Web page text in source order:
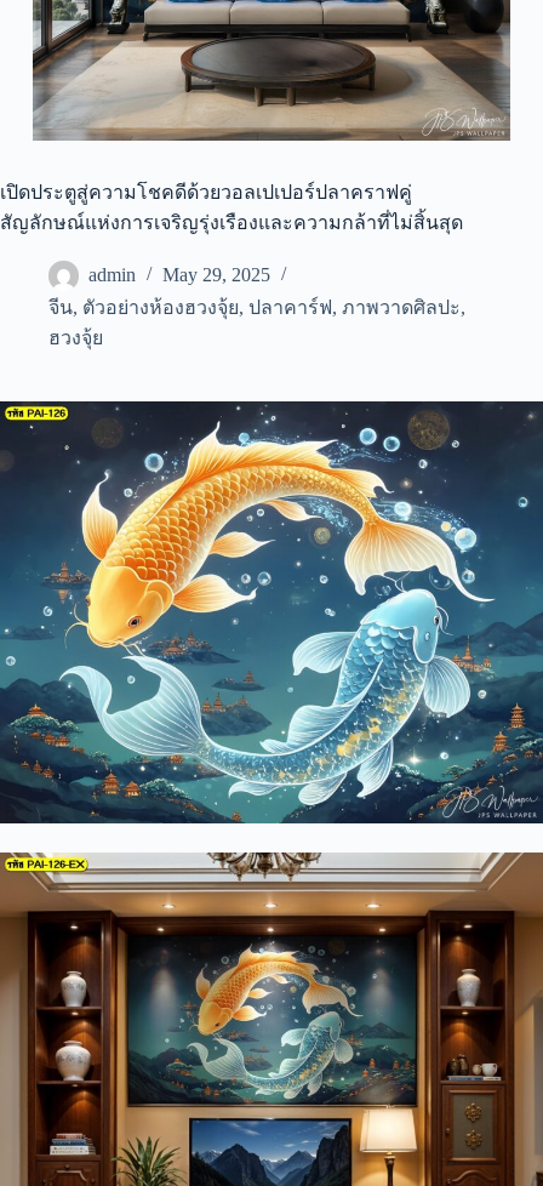
เปิดประตูสู่ความโชคดีด้วยวอลเปเปอร์ปลาคราฟคู่
สัญลักษณ์แห่งการเจริญรุ่งเรืองและความกล้าที่ไม่สิ้นสุด
admin
May 29, 2025
จีน, ตัวอย่างห้องฮวงจุ้ย, ปลาคาร์ฟ, ภาพวาดศิลปะ,
ฮวงจุ้ย